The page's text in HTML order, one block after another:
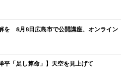
を 8月8日広島市で公開講座、オンライン
平「足し算命」】天空を見上げて